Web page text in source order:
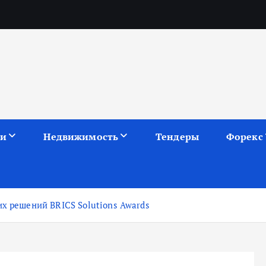
Недвижимость Тендеры Форекс
решений BRICS Solutions Awards